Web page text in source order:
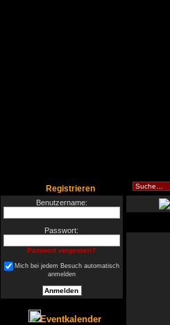
Registrieren
Benutzername:
Passwort:
Passwort vergessen?
Mich bei jedem Besuch automatisch
anmelden
Eventkalender